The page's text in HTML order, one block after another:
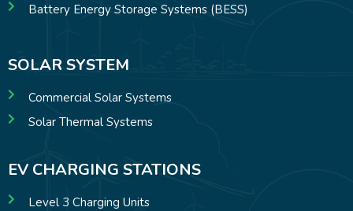
Battery Energy Storage Systems (BESS)
SOLAR SYSTEM
Commercial Solar Systems
Solar Thermal Systems
EV CHARGING STATIONS
Level 3 Charging Units